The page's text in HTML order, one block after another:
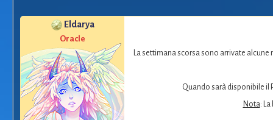
Eldarya
Oracle
La settimana scorsa sono arrivate
Quando sarà disponibile il
Nota: